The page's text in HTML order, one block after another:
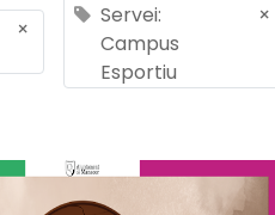
×
Servei:
Campus
Esportiu
×